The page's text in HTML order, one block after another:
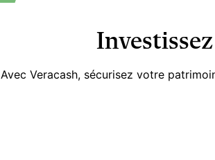
Avec Veracash, sécurisez votre